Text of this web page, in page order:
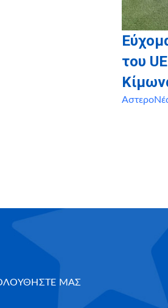
του
ΜΑΣ